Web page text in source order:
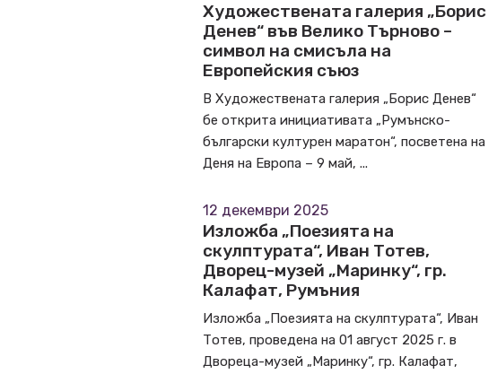
Художествената галерия „Борис
Денев“ във Велико Търново –
символ на смисъла на
Европейския съюз
В Художествената галерия „Борис Денев“
бе открита инициативата „Румънско-
български културен маратон“, посветена на
Деня на Европа – 9 май, ...
12 декември 2025
Изложба „Поезията на
скулптурата“, Иван Тотев,
Дворец-музей „Маринку“, гр.
Калафат, Румъния
Изложба „Поезията на скулптурата“, Иван
Тотев, проведена на 01 август 2025 г. в
Двореца-музей „Маринку“, гр. Калафат,